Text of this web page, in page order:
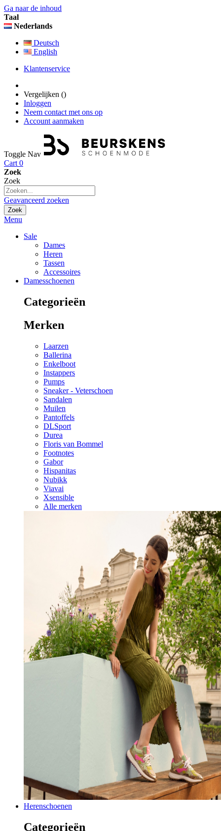
Ga naar de inhoud
Taal
Nederlands
Deutsch
English
Klantenservice
Vergelijken ()
Inloggen
Neem contact met ons op
Account aanmaken
Toggle Nav
Cart 0
Zoek
Zoek
Geavanceerd zoeken
Zoek
Menu
Sale
Dames
Heren
Tassen
Accessoires
Damesschoenen
Categorieën
Merken
Laarzen
Ballerina
Enkelboot
Instappers
Pumps
Sneaker - Veterschoen
Sandalen
Muilen
Pantoffels
DLSport
Durea
Floris van Bommel
Footnotes
Gabor
Hispanitas
Nubikk
Viavai
Xsensible
Alle merken
Herenschoenen
Categorieën